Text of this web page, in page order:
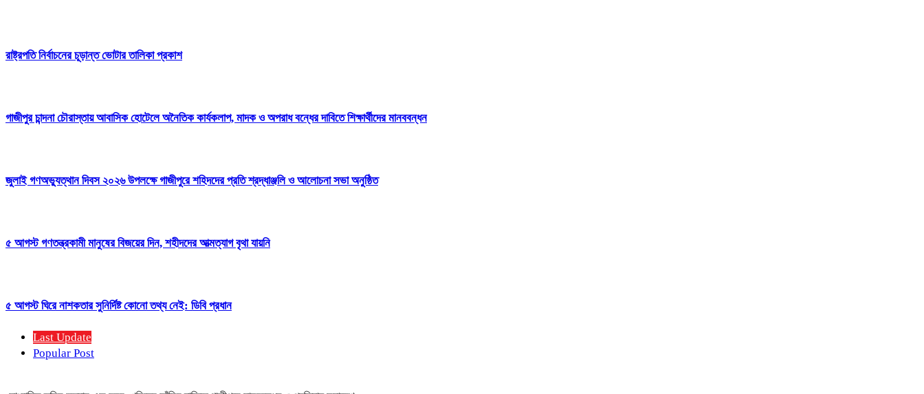
রাষ্ট্রপতি নির্বাচনের চূড়ান্ত ভোটার তালিকা প্রকাশ
গাজীপুর চান্দনা চৌরাস্তায় আবাসিক হোটেলে অনৈতিক কার্যকলাপ, মাদক ও অপরাধ বন্ধের দাবিতে শিক্ষার্থীদের মানববন্ধন
জুলাই গণঅভ্যুত্থান দিবস ২০২৬ উপলক্ষে গাজীপুরে শহিদদের প্রতি শ্রদ্ধাঞ্জলি ও আলোচনা সভা অনুষ্ঠিত
৫ আগস্ট গণতন্ত্রকামী মানুষের বিজয়ের দিন, শহীদদের আত্মত্যাগ বৃথা যায়নি
৫ আগস্ট ঘিরে নাশকতার সুনির্দিষ্ট কোনো তথ্য নেই: ডিবি প্রধান
Last Update
Popular Post